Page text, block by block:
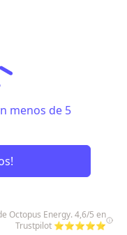
menos de 5
Octopus Energy. 4,6/5 en
Trustpilot ⭐⭐⭐⭐⭐